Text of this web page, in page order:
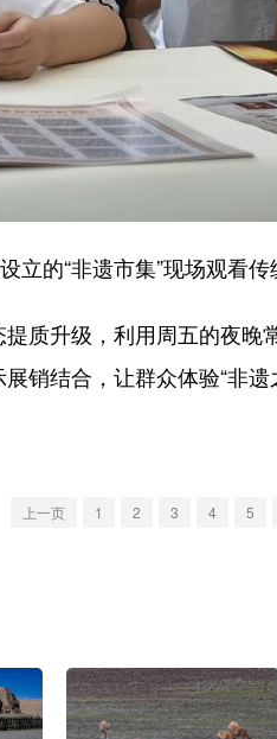
的“非遗市集”现场观看传
升级，利用周五的夜晚
结合，让群众体验“非遗
上一页 1 2 3 4 5